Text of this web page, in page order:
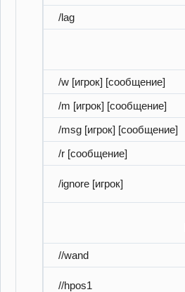
/lag
/w [игрок] [сообщение]
/m [игрок] [сообщение]
/msg [игрок] [сообщение]
/r [сообщение]
/ignore [игрок]
//wand
//hpos1